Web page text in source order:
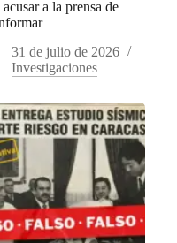
acusar a la prensa de
31 de julio de 2026
Investigaciones